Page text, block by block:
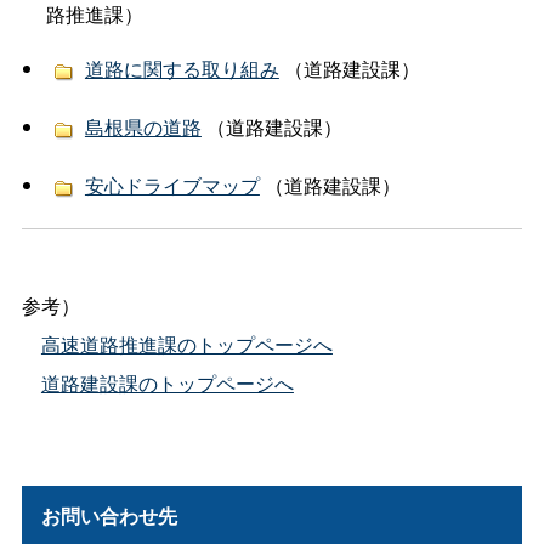
路推進課）
道路に関する取り組み （道路建設課）
島根県の道路 （道路建設課）
安心ドライブマップ（道路建設課）
参考）
高速道路推進課のトップページへ
道路建設課のトップページへ
お問い合わせ先